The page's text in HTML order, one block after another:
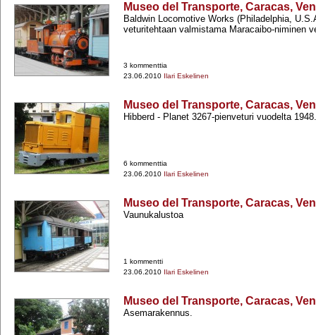
Museo del Transporte, Caracas,
Baldwin Locomotive Works (Philadelphia,
veturitehtaan valmistama Maracaibo-​niminen
3 kommenttia
23.06.2010 Ilari Eskelinen
Museo del Transporte, Caracas,
Hibberd -​ Planet 3267-​pienveturi vuodelta 1948.
6 kommenttia
23.06.2010 Ilari Eskelinen
Museo del Transporte, Caracas,
Vaunukalustoa
1 kommentti
23.06.2010 Ilari Eskelinen
Museo del Transporte, Caracas,
Asemarakennus.